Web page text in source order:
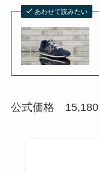
あわせて読みたい
公式価格 15,180